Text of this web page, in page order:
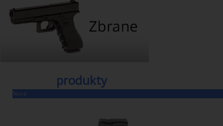
produkty
Nové